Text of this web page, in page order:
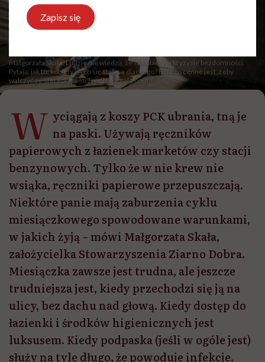
Małgorzata Skała: Ludzie nie wiedzą, że są kobiety w kryzysie bezdomności.
Pytają: jak to, kobiety? A co się stało, a dlaczego? Bardzo cenne jest, żeby
walczyć ze stereotypami źródło: pexels.com
W yciągają z koszy PCK ubrania, tną je
na paski. Używają ręczników
papierowych z łazienek marketów czy stacji
benzynowych. Tylko że w nie krew nie
wsiąka, ręczniki papierowe przepuszczają.
Niektóre panie mają zaburzenia cyklu
miesiączkowego spowodowane warunkami,
w jakich żyją – mówi Małgorzata Skała,
założycielka Stowarzyszenia Ziarno Dobra.
Miesiączka zawsze jest trudna, ale jeszcze
trudniejsza jest, kiedy przechodzi się ją na
ulicy, bez dachu nad głową. Kiedy dostęp do
łazienki i środków higienicznych jest
luksusem. Kiedy podpaska (jeśli w ogóle jest)
służy na tyle długo, że powoduje infekcje.
Zapisz się